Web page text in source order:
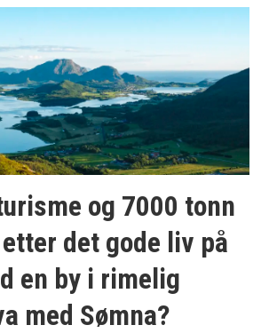
og 7000 tonn
det gode liv på
en by i rimelig
med Sømna?